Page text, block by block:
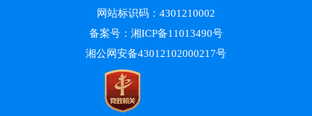
网站标识码：4301210002
备案号：湘ICP备11013490号
湘公网安备43012102000217号